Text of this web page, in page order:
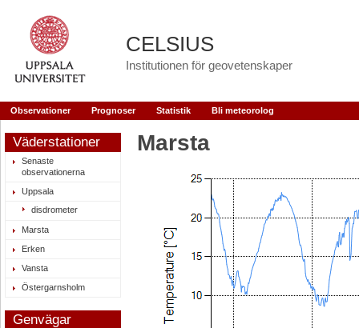
CELSIUS
Institutionen för geovetenskaper
Observationer Prognoser Statistik Bli meteorolog
Väderstationer
Senaste
observationerna
Uppsala
disdrometer
Marsta
Erken
Vansta
Östergarnsholm
Genvägar
Marsta